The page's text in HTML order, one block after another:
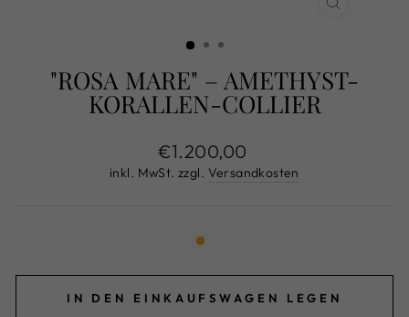
"ROSA MARE" – AMETHYST-
KORALLEN-COLLIER
Normaler
Preis
€1.200,00
inkl. MwSt. zzgl. Versandkosten
IN DEN EINKAUFSWAGEN LEGEN